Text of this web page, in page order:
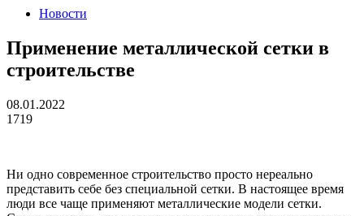
Новости
Применение металлической сетки в
строительстве
08.01.2022
1719
Ни одно современное строительство просто нереально
представить себе без специальной сетки. В настоящее время
люди все чаще применяют металлические модели сетки.